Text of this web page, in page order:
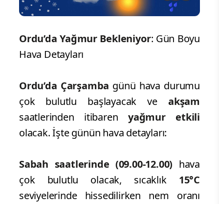
Ordu’da Yağmur Bekleniyor: Gün Boyu
Hava Detayları
Ordu’da Çarşamba günü hava durumu
çok bulutlu başlayacak ve akşam
saatlerinden itibaren yağmur etkili
olacak. İşte günün hava detayları:
Sabah saatlerinde (09.00-12.00) hava
çok bulutlu olacak, sıcaklık 15°C
seviyelerinde hissedilirken nem oranı